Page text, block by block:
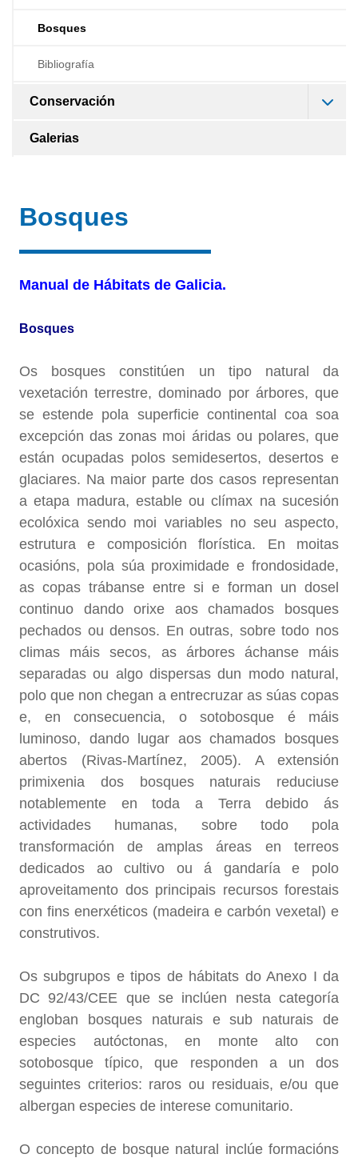
Bosques
Bibliografía
Conservación
Galerias
Bosques
Manual de Hábitats de Galicia.
Bosques
Os bosques constitúen un tipo natural da
vexetación terrestre, dominado por árbores, que
se estende pola superficie continental coa soa
excepción das zonas moi áridas ou polares, que
están ocupadas polos semidesertos, desertos e
glaciares. Na maior parte dos casos representan
a etapa madura, estable ou clímax na sucesión
ecolóxica sendo moi variables no seu aspecto,
estrutura e composición florística. En moitas
ocasións, pola súa proximidade e frondosidade,
as copas trábanse entre si e forman un dosel
continuo dando orixe aos chamados bosques
pechados ou densos. En outras, sobre todo nos
climas máis secos, as árbores áchanse máis
separadas ou algo dispersas dun modo natural,
polo que non chegan a entrecruzar as súas copas
e, en consecuencia, o sotobosque é máis
luminoso, dando lugar aos chamados bosques
abertos (Rivas-Martínez, 2005). A extensión
primixenia dos bosques naturais reduciuse
notablemente en toda a Terra debido ás
actividades humanas, sobre todo pola
transformación de amplas áreas en terreos
dedicados ao cultivo ou á gandaría e polo
aproveitamento dos principais recursos forestais
con fins enerxéticos (madeira e carbón vexetal) e
construtivos.
Os subgrupos e tipos de hábitats do Anexo I da
DC 92/43/CEE que se inclúen nesta categoría
engloban bosques naturais e sub naturais de
especies autóctonas, en monte alto con
sotobosque típico, que responden a un dos
seguintes criterios: raros ou residuais, e/ou que
albergan especies de interese comunitario.
O concepto de bosque natural inclúe formacións